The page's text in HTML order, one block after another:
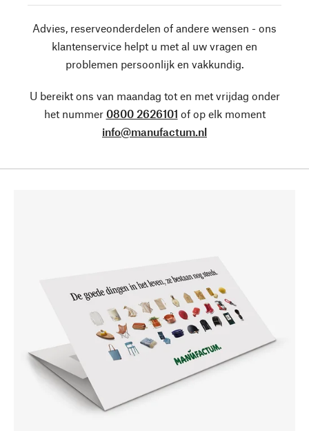
Advies, reserveonderdelen of andere wensen - ons
klantenservice helpt u met al uw vragen en
problemen persoonlijk en vakkundig.
U bereikt ons van maandag tot en met vrijdag onder
het nummer 0800 2626101 of op elk moment
info@manufactum.nl